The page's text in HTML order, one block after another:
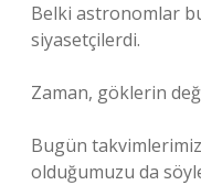
Belki astronomlar
siyasetçilerdi.
Zaman, göklerin
Bugün
olduğumuzu da